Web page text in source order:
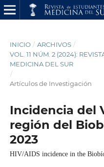
INICIO / ARCHIVOS /
VOL. 11 NÚM. 2 (2024):
MEDICINA DEL SUR
/
Artículos de Investigación
Incidencia del
región del
2023
HIV/AIDS incidence in the